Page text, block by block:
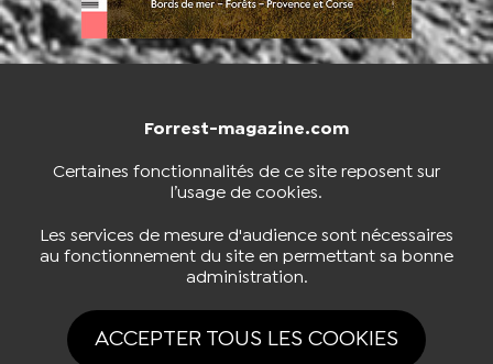
Forrest-magazine.com
Certaines fonctionnalités de ce site reposent sur
l’usage de cookies.
Les services de mesure d'audience sont nécessaires
au fonctionnement du site en permettant sa bonne
administration.
ACCEPTER TOUS LES COOKIES
NOUS CONTACTER BOUTIQUE
NOUS SUIVRE